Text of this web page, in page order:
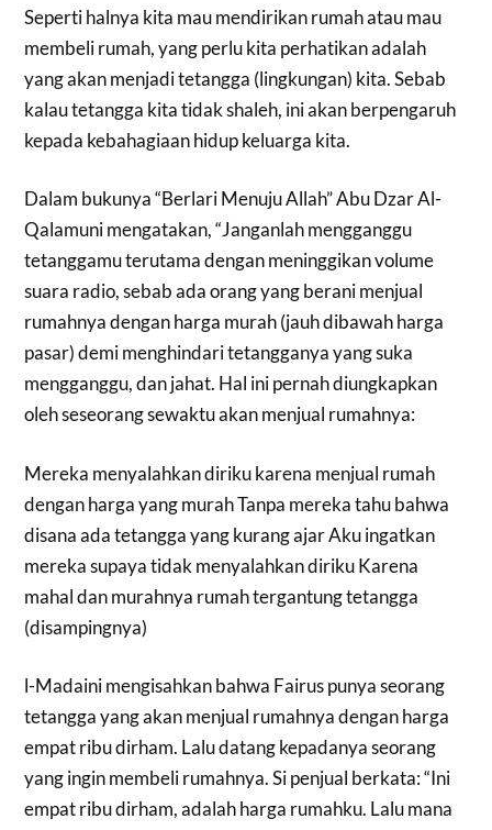
Seperti halnya kita mau mendirikan rumah atau mau
membeli rumah, yang perlu kita perhatikan adalah
yang akan menjadi tetangga (lingkungan) kita. Sebab
kalau tetangga kita tidak shaleh, ini akan berpengaruh
kepada kebahagiaan hidup keluarga kita.
Dalam bukunya “Berlari Menuju Allah” Abu Dzar Al-
Qalamuni mengatakan, “Janganlah mengganggu
tetanggamu terutama dengan meninggikan volume
suara radio, sebab ada orang yang berani menjual
rumahnya dengan harga murah (jauh dibawah harga
pasar) demi menghindari tetangganya yang suka
mengganggu, dan jahat. Hal ini pernah diungkapkan
oleh seseorang sewaktu akan menjual rumahnya:
Mereka menyalahkan diriku karena menjual rumah
dengan harga yang murah Tanpa mereka tahu bahwa
disana ada tetangga yang kurang ajar Aku ingatkan
mereka supaya tidak menyalahkan diriku Karena
mahal dan murahnya rumah tergantung tetangga
(disampingnya)
l-Madaini mengisahkan bahwa Fairus punya seorang
tetangga yang akan menjual rumahnya dengan harga
empat ribu dirham. Lalu datang kepadanya seorang
yang ingin membeli rumahnya. Si penjual berkata: “Ini
empat ribu dirham, adalah harga rumahku. Lalu mana